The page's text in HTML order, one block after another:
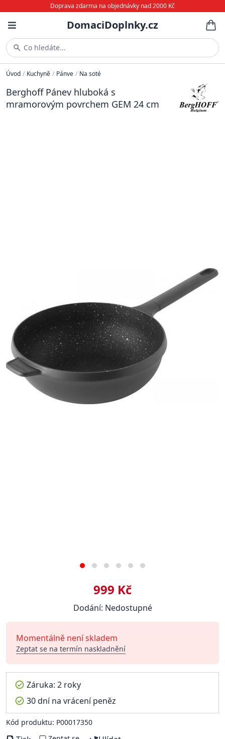
Doprava zdarma na objednávky nad 2000 Kč
DomaciDoplnky.cz
Co hledáte...
Úvod / Kuchyně / Pánve / Na soté
Berghoff Pánev hluboká s
mramorovým povrchem GEM 24 cm
999 Kč
Dodání: Nedostupné
Momentálně není skladem
Zeptat se na termín naskladnění
Záruka: 2 roky
30 dní na vrácení peněz
Kód produktu: P00017350